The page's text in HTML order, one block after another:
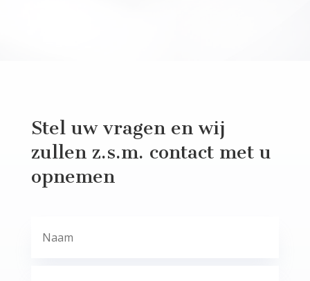
Stel uw vragen en wij
zullen z.s.m. contact met u
opnemen